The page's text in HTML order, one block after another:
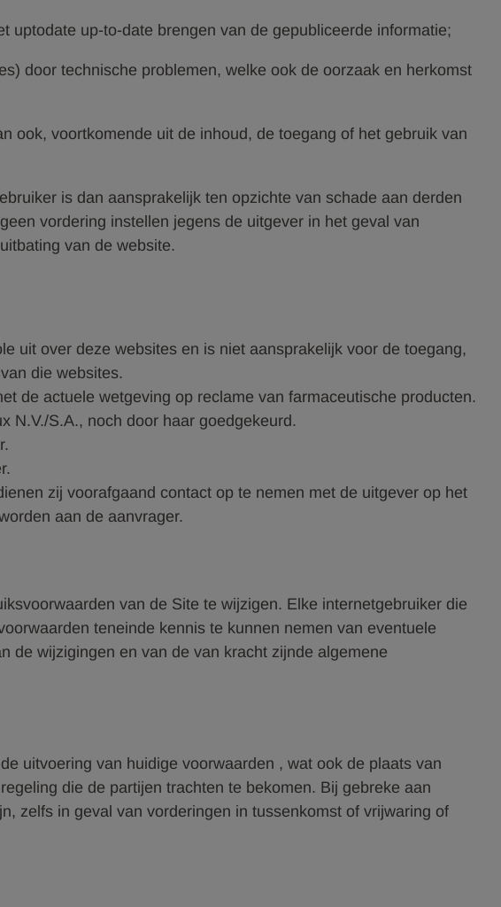
uptodate up-to-date brengen van de gepubliceerde informatie;
door technische problemen, welke ook de oorzaak en herkomst
ook, voortkomende uit de inhoud, de toegang of het gebruik van
is dan aansprakelijk ten opzichte van schade aan derden
vordering instellen jegens de uitgever in het geval van
van de website.
uit over deze websites en is niet aansprakelijk voor de toegang,
die websites.
de actuele wetgeving op reclame van farmaceutische producten.
N.V./S.A., noch door haar goedgekeurd.
zij voorafgaand contact op te nemen met de uitgever op het
aan de aanvrager.
van de Site te wijzigen. Elke internetgebruiker die
teneinde kennis te kunnen nemen van eventuele
de wijzigingen en van de van kracht zijnde algemene
uitvoering van huidige voorwaarden , wat ook de plaats van
die de partijen trachten te bekomen. Bij gebreke aan
zelfs in geval van vorderingen in tussenkomst of vrijwaring of